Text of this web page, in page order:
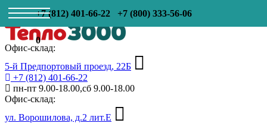
+7 (812) 401-66-22 +7 (800) 333-56-06
0
Офис-склад:
5-й Предпортовый проезд, 22Б
+7 (812) 401-66-22
пн-пт 9.00-18.00,сб 9.00-18.00
Офис-склад:
ул. Ворошилова, д.2 лит.Е